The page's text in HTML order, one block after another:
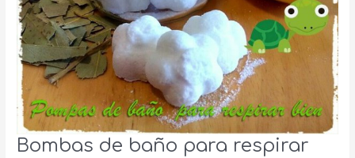
Bombas de baño para respirar